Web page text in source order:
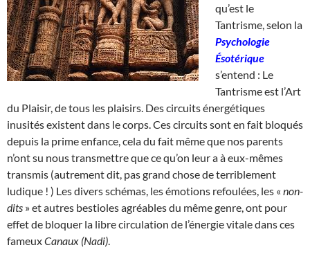
qu’est le
Tantrisme, selon la
Psychologie
Ésotérique
s’entend : Le
Tantrisme est l’Art
du Plaisir, de tous les plaisirs. Des circuits énergétiques
inusités existent dans le corps. Ces circuits sont en fait bloqués
depuis la prime enfance, cela du fait même que nos parents
n’ont su nous transmettre que ce qu’on leur a à eux-mêmes
transmis (autrement dit, pas grand chose de terriblement
ludique ! ) Les divers schémas, les émotions refoulées, les « non-
dits » et autres bestioles agréables du même genre, ont pour
effet de bloquer la libre circulation de l’énergie vitale dans ces
fameuxCanaux (Nadi)